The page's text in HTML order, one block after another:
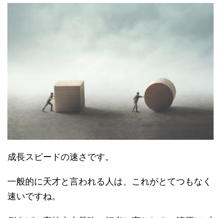
成長スピードの速さです。
一般的に天才と言われる人は、これがとてつもなく
速いですね。